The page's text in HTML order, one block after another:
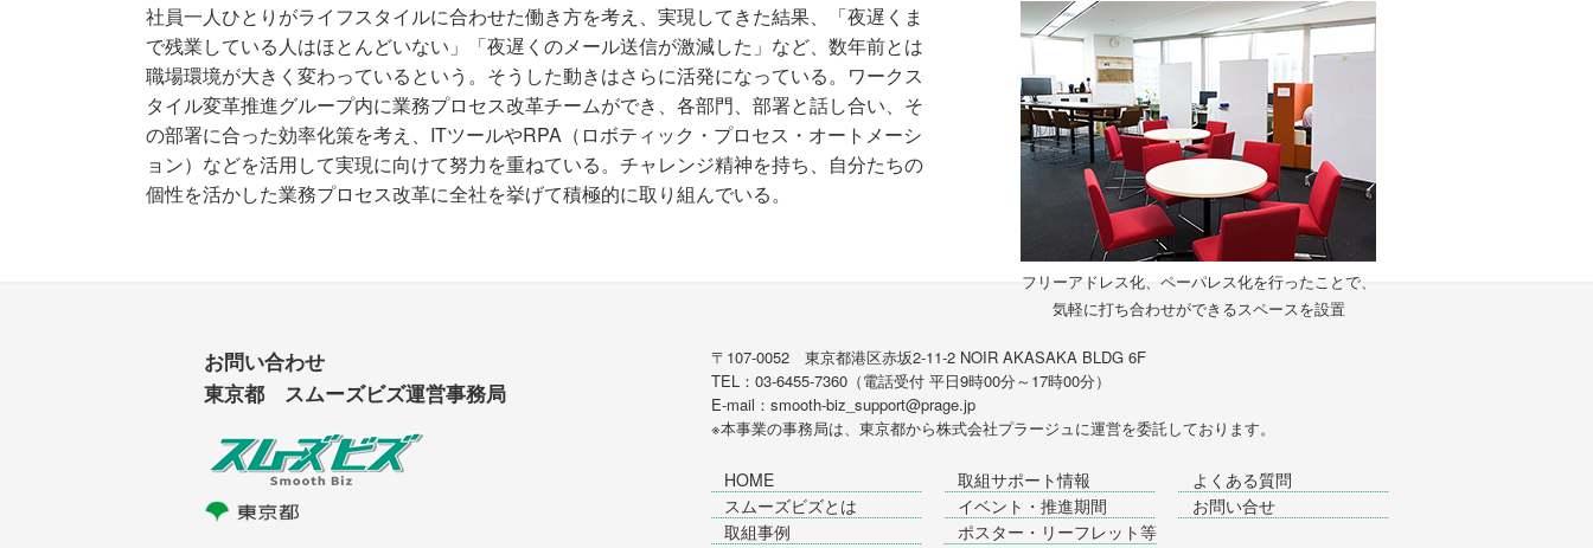
フリーアドレス化、ペーパレス化を行ったことで、
気軽に打ち合わせができるスペースを設置
社員一人ひとりがライフスタイルに合わせた働き方を考え、実現してきた結果、「夜遅くま
で残業している人はほとんどいない」「夜遅くのメール送信が激減した」など、数年前とは
職場環境が大きく変わっているという。そうした動きはさらに活発になっている。ワークス
タイル変革推進グループ内に業務プロセス改革チームができ、各部門、部署と話し合い、そ
の部署に合った効率化策を考え、ITツールやRPA（ロボティック・プロセス・オートメーシ
ョン）などを活用して実現に向けて努力を重ねている。チャレンジ精神を持ち、自分たちの
個性を活かした業務プロセス改革に全社を挙げて積極的に取り組んでいる。
お問い合わせ
東京都 スムーズビズ運営事務局
〒107-0052 東京都港区赤坂2-11-2 NOIR AKASAKA BLDG 6F
TEL：03-6455-7360（電話受付 平日9時00分～17時00分）
E-mail：smooth-biz_support@prage.jp
※本事業の事務局は、東京都から株式会社プラージュに運営を委託しております。
HOME
スムーズビズとは
取組事例
取組サポート情報
イベント・推進期間
ポスター・リーフレット等
よくある質問
お問い合せ